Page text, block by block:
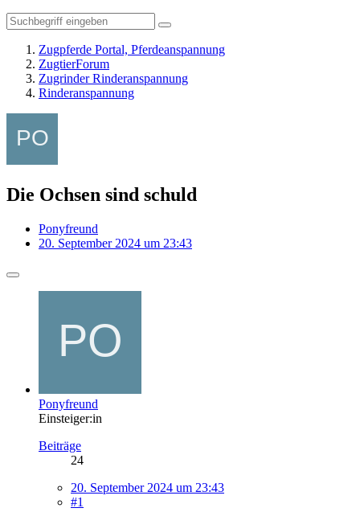
Zugpferde Portal, Pferdeanspannung
ZugtierForum
Zugrinder Rinderanspannung
Rinderanspannung
Die Ochsen sind schuld
Ponyfreund
20. September 2024 um 23:43
Ponyfreund
Einsteiger:in
Beiträge
24
20. September 2024 um 23:43
#1